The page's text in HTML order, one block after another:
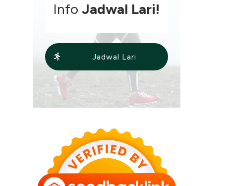
InfoJadwal Lari!
Jadwal Lari